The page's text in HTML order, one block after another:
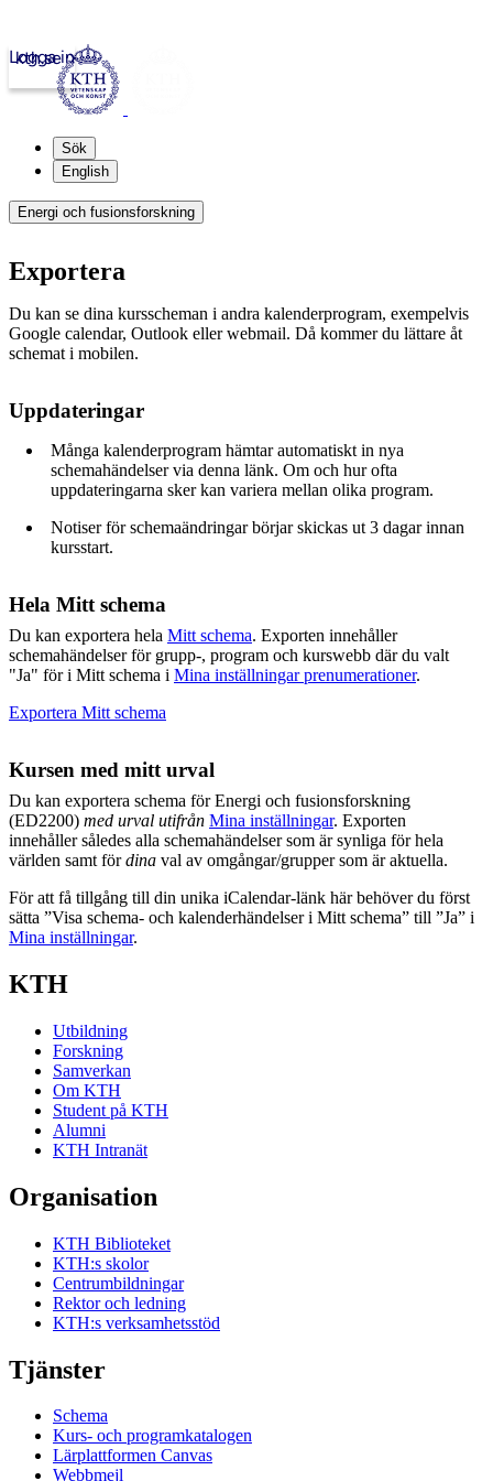
kth.se
Logga in
Sök
English
Energi och fusionsforskning
Exportera
Du kan se dina kursscheman i andra kalenderprogram, exempelvis
Google calendar, Outlook eller webmail. Då kommer du lättare åt
schemat i mobilen.
Uppdateringar
Många kalenderprogram hämtar automatiskt in nya
schemahändelser via denna länk. Om och hur ofta
uppdateringarna sker kan variera mellan olika program.
Notiser för schemaändringar börjar skickas ut 3 dagar innan
kursstart.
Hela Mitt schema
Du kan exportera hela Mitt schema. Exporten innehåller
schemahändelser för grupp-, program och kurswebb där du valt
"Ja" för i Mitt schema i Mina inställningar prenumerationer.
Exportera Mitt schema
Kursen med mitt urval
Du kan exportera schema för Energi och fusionsforskning
(ED2200) med urval utifrån Mina inställningar. Exporten
innehåller således alla schemahändelser som är synliga för hela
världen samt fördina val av omgångar/grupper som är aktuella.
För att få tillgång till din unika iCalendar-länk här behöver du först
sätta ”Visa schema- och kalenderhändelser i Mitt schema” till ”Ja” i
Mina inställningar.
KTH
Utbildning
Forskning
Samverkan
Om KTH
Student på KTH
Alumni
KTH Intranät
Organisation
KTH Biblioteket
KTH:s skolor
Centrumbildningar
Rektor och ledning
KTH:s verksamhetsstöd
Tjänster
Schema
Kurs- och programkatalogen
Lärplattformen Canvas
Webbmejl